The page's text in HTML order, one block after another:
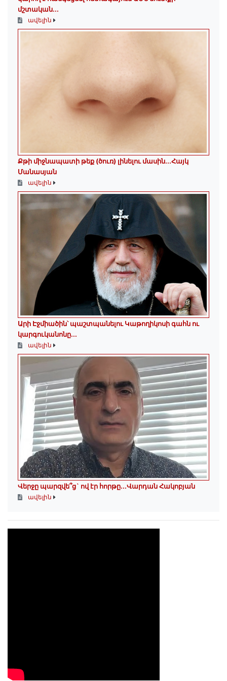
մշտական...
ավելին
Քթի միջնապատի թեք (ծուռ) լինելու մասին․․․Հայկ
Մանասյան
ավելին
Արի Էջմիածին՝ պաշտպանելու Կաթողիկոսի գահն ու
կարգուկանոնը...
ավելին
Վերջը պարզվե՞ց` ով էր հորթը...Վարդան Հակոբյան
ավելին